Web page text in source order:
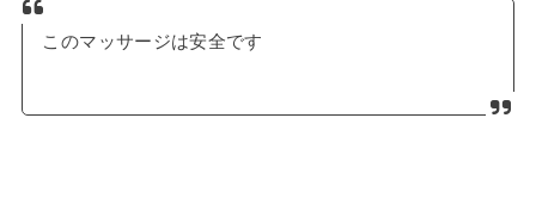
このマッサージは安全です